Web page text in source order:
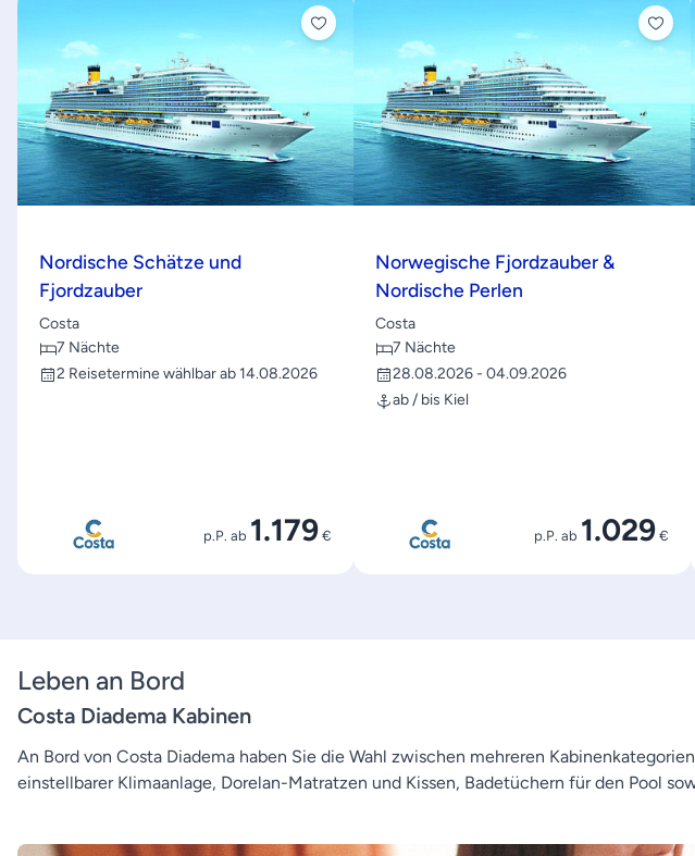
Nordische Schätze und
Fjordzauber
Costa
7 Nächte
2 Reisetermine wählbar ab 14.08.2026
p.P. ab 1.179 €
Norwegische Fjordzauber &
Nordische Perlen
Costa
7 Nächte
28.08.2026 - 04.09.2026
ab / bis Kiel
p.P. ab 1.029€
Leben an Bord
Costa Diadema Kabinen
An Bord von Costa Diadema haben Sie die Wahl zwischen mehreren
einstellbarer Klimaanlage, Dorelan-Matratzen und Kissen, Badetüchern für den Pool